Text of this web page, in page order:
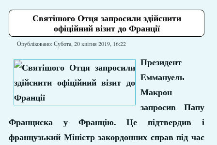
Святішого Отця запросили здійснити
офіційний візит до Франції
Опубліковано: Субота, 20 квітня 2019, 16:22
Президент
Еммануель
Макрон
запросив Папу
Франциска у Францію. Це підтвердив і
французький Міністр закордонних справ під час